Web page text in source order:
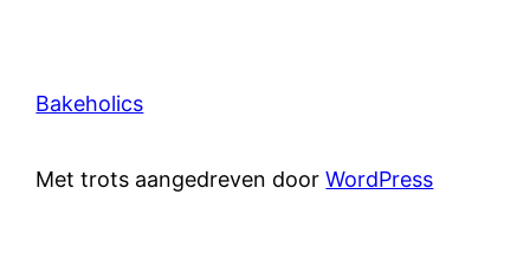
Bakeholics
Met trots aangedreven doorWordPress